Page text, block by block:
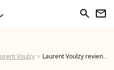
search newsletter
Voulzy Laurent Voulzy revient sur sa rencontre avec son fils Cliff, lorsqu'il avait 12 ans, "je prenais de ses nouvelles..."